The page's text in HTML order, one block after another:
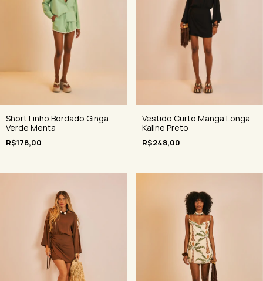
Short Linho Bordado Ginga
Verde Menta
R$178,00
Vestido Curto Manga Longa
Kaline Preto
R$248,00